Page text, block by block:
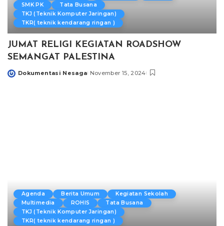
SMK PK
Tata Busana
TKJ (Teknik Komputer Jaringan)
TKR( teknik kendarang ringan )
JUMAT RELIGI KEGIATAN ROADSHOW
SEMANGAT PALESTINA
Posted
Dokumentasi Nesaga November 15, 2024
Agenda Berita Umum
Kegiatan Sekolah
Multimedia
ROHIS
Tata Busana
TKJ (Teknik Komputer Jaringan)
TKR( teknik kendarang ringan )